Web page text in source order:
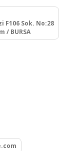
Devamını Oku
Alarm ve Algılama
algılama panelleri
montaj ve
servis
Sok. No:28